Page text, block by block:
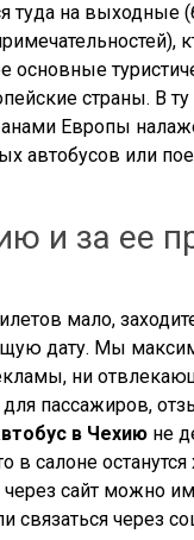
туда на выходные
основные
страны. В
Европы
автобусов или
и за ее
мало,
дату. Мы
ни
пассажиров,
в Чехию не
в салоне
сайт можно
связаться через